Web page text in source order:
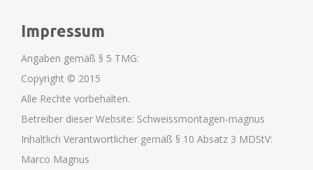
Impressum
Angaben gemäß § 5 TMG:
Copyright © 2015
Alle Rechte vorbehalten.
Betreiber dieser Website: Schweissmontagen-magnus
Inhaltlich Verantwortlicher gemäß § 10 Absatz 3 MDStV:
Marco Magnus